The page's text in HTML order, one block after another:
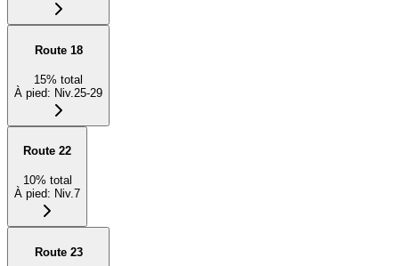
Route 18
15% total
À pied: Niv.25-29
Route 22
10% total
À pied: Niv.7
Route 23